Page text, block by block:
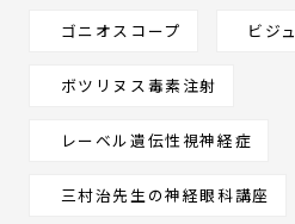
ゴニオスコープ ビジ
ボツリヌス毒素注射
レーベル遺伝性視神経症
三村治先生の神経眼科講座